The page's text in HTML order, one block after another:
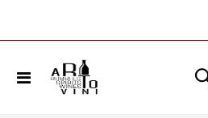
Toggle